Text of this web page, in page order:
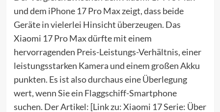
und dem iPhone 17 Pro Max zeigt, dass beide
Geräte in vielerlei Hinsicht überzeugen. Das
Xiaomi 17 Pro Max dürfte mit einem
hervorragenden Preis-Leistungs-Verhältnis, einer
leistungsstarken Kamera und einem großen Akku
punkten. Es ist also durchaus eine Überlegung
wert, wenn Sie ein Flaggschiff-Smartphone
suchen. Der Artikel: [Link zu: Xiaomi 17 Serie: Über